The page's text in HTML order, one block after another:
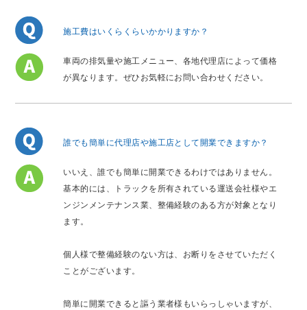
施工費はいくらくらいかかりますか？
車両の排気量や施工メニュー、各地代理店によって価格
が異なります。ぜひお気軽にお問い合わせください。
誰でも簡単に代理店や施工店として開業できますか？
いいえ、誰でも簡単に開業できるわけではありません。
基本的には、トラックを所有されている運送会社様やエ
ンジンメンテナンス業、整備経験のある方が対象となり
ます。
個人様で整備経験のない方は、お断りをさせていただく
ことがございます。
簡単に開業できると謳う業者様もいらっしゃいますが、